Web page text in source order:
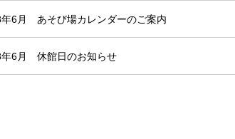
6月 あそび場カレンダーのご案内
年6月 休館日のお知らせ